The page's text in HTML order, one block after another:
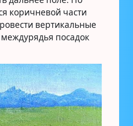
коричневой части
вертикальные
посадок